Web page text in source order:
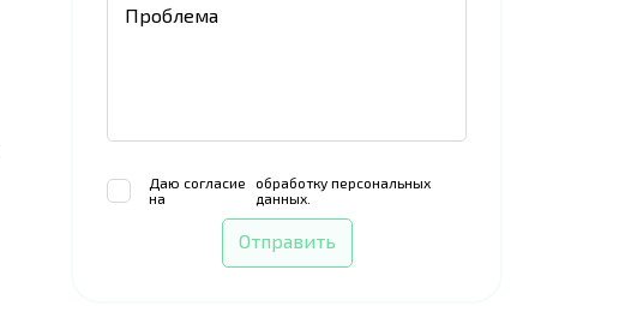
Даю согласие
на
обработку персональных
данных.
Отправить